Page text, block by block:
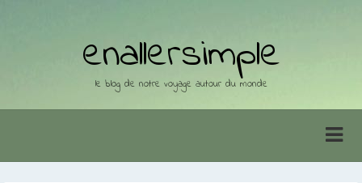
enallersimple
le blog de notre voyage autour du monde